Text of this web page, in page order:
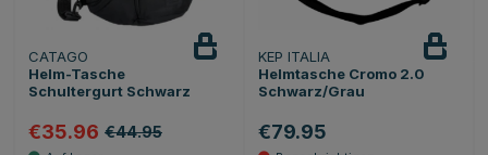
CATAGO
Helm-Tasche
Schultergurt Schwarz
€35.96 €44.95
KEP ITALIA
Helmtasche Cromo 2.0
Schwarz/Grau
€79.95